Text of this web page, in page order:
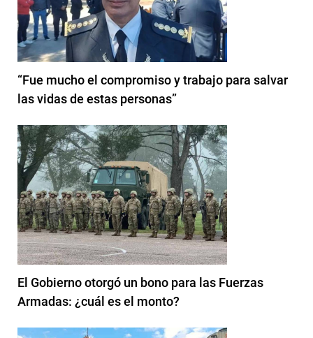
“Fue mucho el compromiso y trabajo para salvar
las vidas de estas personas”
El Gobierno otorgó un bono para las Fuerzas
Armadas: ¿cuál es el monto?